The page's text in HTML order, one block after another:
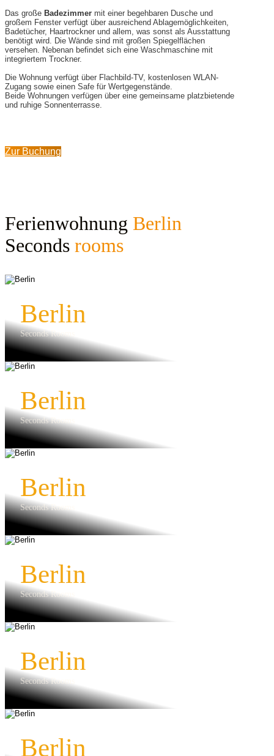
Das große Badezimmer mit einer begehbaren Dusche und
großem Fenster verfügt über ausreichend Ablagemöglichkeiten,
Badetücher, Haartrockner und allem, was sonst als Ausstattung
benötigt wird. Die Wände sind mit großen Spiegelflächen
versehen. Nebenan befindet sich eine Waschmaschine mit
integriertem Trockner.
Die Wohnung verfügt über Flachbild-TV, kostenlosen WLAN-
Zugang sowie einen Safe für Wertgegenstände.
Beide Wohnungen verfügen über eine gemeinsame platzbietende
und ruhige Sonnenterrasse.
Zur Buchung
Ferienwohnung Berlin
Seconds rooms
Berlin
Seconds Rooms
Berlin
Seconds Rooms
Berlin
Seconds Rooms
Berlin
Seconds Rooms
Berlin
Seconds Rooms
Berlin